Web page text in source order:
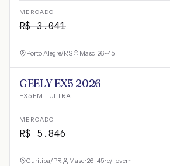
MERCADO
R$3.041
Porto Alegre/RS Masc · 26-45
GEELY EX5 2026
EX5 EM-I ULTRA
MERCADO
R$5.846
Curitiba/PR Masc · 26-45 · c/ jovem